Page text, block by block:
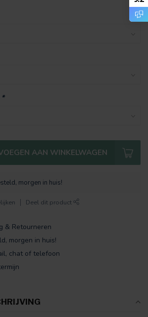
*
AAN WINKELWAGEN
morgen in huis!
Deel dit product
& Retourneren
morgen in huis!
chat of telefoon